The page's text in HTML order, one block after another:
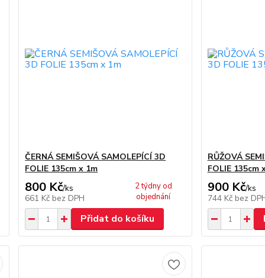
ČERNÁ SEMIŠOVÁ SAMOLEPÍCÍ 3D
FOLIE 135cm x 1m
800 Kč/ks
661 Kč bez DPH
2 týdny od
objednání
Přidat do košíku
RŮŽOVÁ
FOLIE 135cm
900 Kč/ks
744 Kč bez